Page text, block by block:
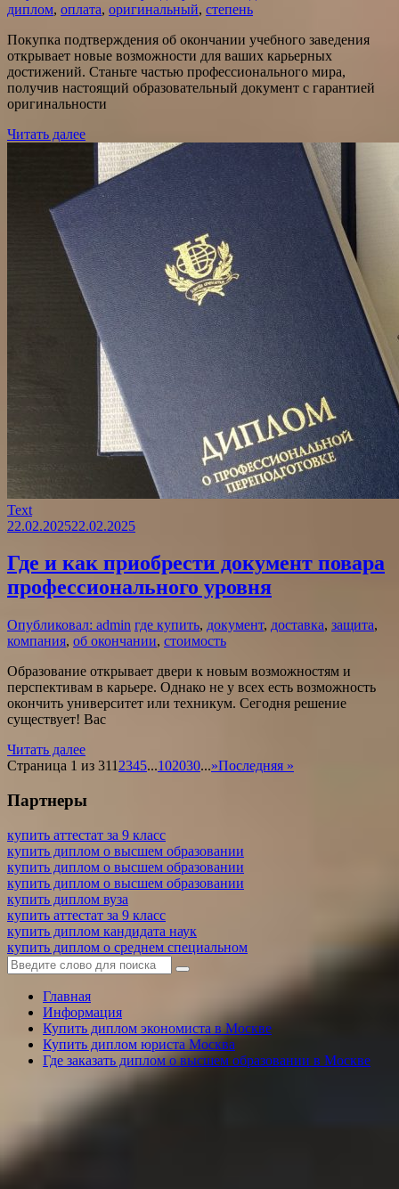
диплом, оплата, оригинальный, степень
Покупка подтверждения об окончании учебного заведения
открывает новые возможности для ваших карьерных
достижений. Станьте частью профессионального мира,
получив настоящий образовательный документ с гарантией
оригинальности
Читать далее
Text
22.02.202522.02.2025
Где и как приобрести документ повара
профессионального уровня
Опубликовал: admin где купить, документ, доставка, защита,
компания, об окончании, стоимость
Образование открывает двери к новым возможностям и
перспективам в карьере. Однако не у всех есть возможность
окончить университет или техникум. Сегодня решение
существует! Вас
Читать далее
Страница 1 из 311 2345...102030...»Последняя »
Партнеры
купить аттестат за 9 класс
купить диплом о высшем образовании
купить диплом о высшем образовании
купить диплом о высшем образовании
купить диплом вуза
купить аттестат за 9 класс
купить диплом кандидата наук
купить диплом о среднем специальном
Главная
Информация
Купить диплом экономиста в Москве
Купить диплом юриста Москва
Где заказать диплом о высшем образовании в Москве